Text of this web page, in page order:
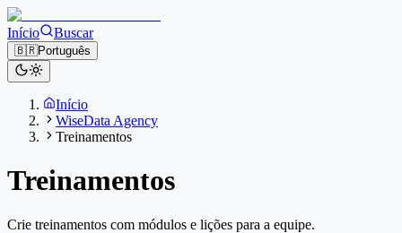
Início Buscar
🇧🇷Português
Início
WiseData Agency
Treinamentos
Treinamentos
Crie treinamentos com módulos e lições para a equipe.